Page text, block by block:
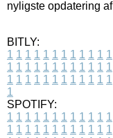
nyligste opdatering
BITLY:
1 1 1 1 1 1 1 1 1 1 1 1
1 1 1 1 1 1 1 1 1 1 1 1
1 1 1 1 1 1 1 1 1 1 1 1
1
SPOTIFY:
1 1 1 1 1 1 1 1 1 1 1 1
1 1 1 1 1 1 1 1 1 1 1 1